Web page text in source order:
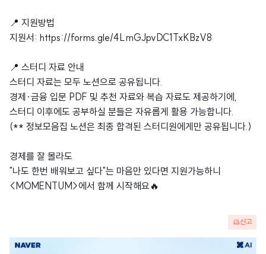
📍 지원방법
지원서: https://forms.gle/4LmGJpvDC1TxKBzV8
📍 스터디 자료 안내
스터디 자료는 모두 노션으로 공유됩니다.
경제·금융 입문 PDF 및 추천 자료와 복습 자료도 제공하기에,
스터디 이후에도 공부하실 분들은 자유롭게 활용 가능합니다.
(** 정보모음집 노션은 최종 합격된 스터디원에게만 공유됩니다.)
경제를 잘 몰라도
"나도 한번 배워보고 싶다"는 마음만 있다면 지원가능하니
<MOMENTUM>에서 함께 시작해요🔥
신고
광